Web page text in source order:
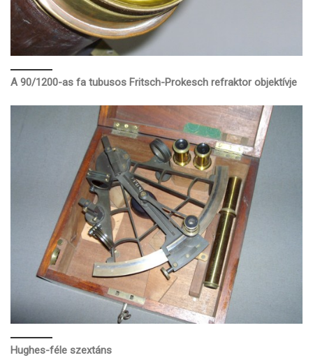
A 90/1200-as fa tubusos Fritsch-Prokesch refraktor objektívje
Hughes-féle szextáns